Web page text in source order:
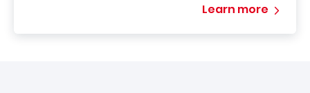
Learn more